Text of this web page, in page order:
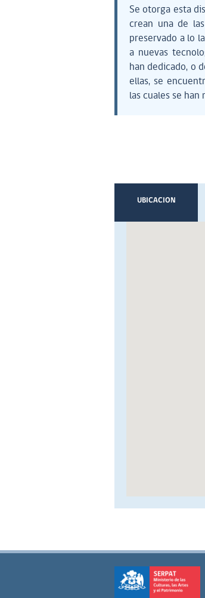
Se otorga esta
crean una de
preservado a lo
a nuevas
han dedicado, o
ellas, se
las cuales se
UBICACION